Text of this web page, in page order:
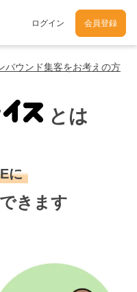
ログイン 会員登録
バウンド集客をお考えの方
とは
に
きます